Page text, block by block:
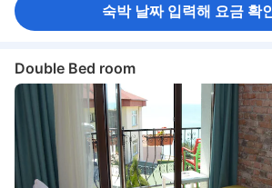
숙박 날짜 입력해 요금 확
Double Bed room